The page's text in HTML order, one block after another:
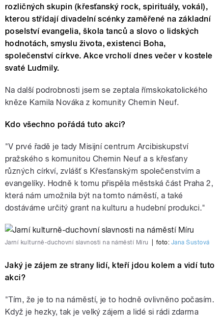
rozličných skupin (křesťanský rock, spirituály, vokál),
kterou střídají divadelní scénky zaměřené na základní
poselství evangelia, škola tanců a slovo o lidských
hodnotách, smyslu života, existenci Boha,
společenství církve. Akce vrcholí dnes večer v kostele
svaté Ludmily.
Na další podrobnosti jsem se zeptala římskokatolického
kněze Kamila Nováka z komunity Chemin Neuf.
Kdo všechno pořádá tuto akci?
"V prvé řadě je tady Misijní centrum Arcibiskupství
pražského s komunitou Chemin Neuf a s křesťany
různých církví, zvlášť s Křesťanským společenstvím a
evangelíky. Hodně k tomu přispěla městská část Praha 2,
která nám umožnila být na tomto náměstí, a také
dostáváme určitý grant na kulturu a hudební produkci."
Jarní kulturně-duchovní slavnosti na náměstí Míru foto: Jana Šustová
Jaký je zájem ze strany lidí, kteří jdou kolem a vidí tuto
akci?
"Tím, že je to na náměstí, je to hodně ovlivněno počasím.
Když je hezky, tak je velký zájem a lidé si rádi zdarma